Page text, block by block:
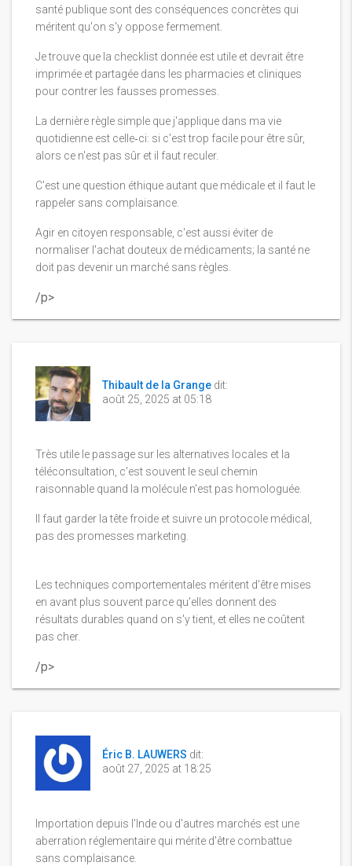
santé publique sont des conséquences concrètes qui
méritent qu'on s'y oppose fermement.
Je trouve que la checklist donnée est utile et devrait être
imprimée et partagée dans les pharmacies et cliniques
pour contrer les fausses promesses.
La dernière règle simple que j'applique dans ma vie
quotidienne est celle‑ci: si c'est trop facile pour être sûr,
alors ce n'est pas sûr et il faut reculer.
C'est une question éthique autant que médicale et il faut le
rappeler sans complaisance.
Agir en citoyen responsable, c'est aussi éviter de
normaliser l'achat douteux de médicaments; la santé ne
doit pas devenir un marché sans règles.
/p>
Thibault de la Grange dit:
août 25, 2025 at 05:18
Très utile le passage sur les alternatives locales et la
téléconsultation, c'est souvent le seul chemin
raisonnable quand la molécule n'est pas homologuée.
Il faut garder la tête froide et suivre un protocole médical,
pas des promesses marketing.
Les techniques comportementales méritent d'être mises
en avant plus souvent parce qu'elles donnent des
résultats durables quand on s'y tient, et elles ne coûtent
pas cher.
/p>
Éric B. LAUWERS dit:
août 27, 2025 at 18:25
Importation depuis l'Inde ou d'autres marchés est une
aberration réglementaire qui mérite d'être combattue
sans complaisance.